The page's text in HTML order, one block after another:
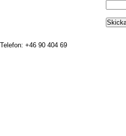
Telefon: +46 90 404 69